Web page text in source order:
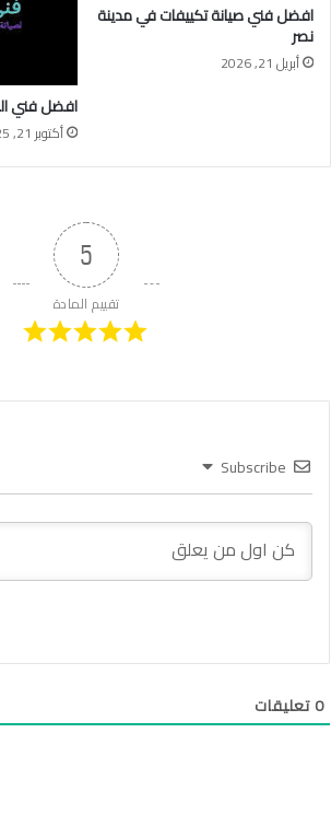
افضل فني صيانة تكييفات في مدينة
نصر
أبريل 21, 2026
افضل فني
أكتوبر 21, 2025
5
تقييم المادة
Subscribe
0تعليقات